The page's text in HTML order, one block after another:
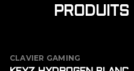
PRODUITS
CLAVIER GAMING